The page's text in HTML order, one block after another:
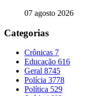
07 agosto 2026
Categorias
Crônicas 7
Educação 616
Geral 8745
Polícia 3778
Política 529